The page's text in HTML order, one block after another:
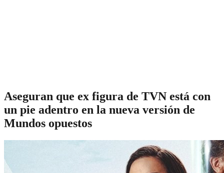
Aseguran que ex figura de TVN está con
un pie adentro en la nueva versión de
Mundos opuestos